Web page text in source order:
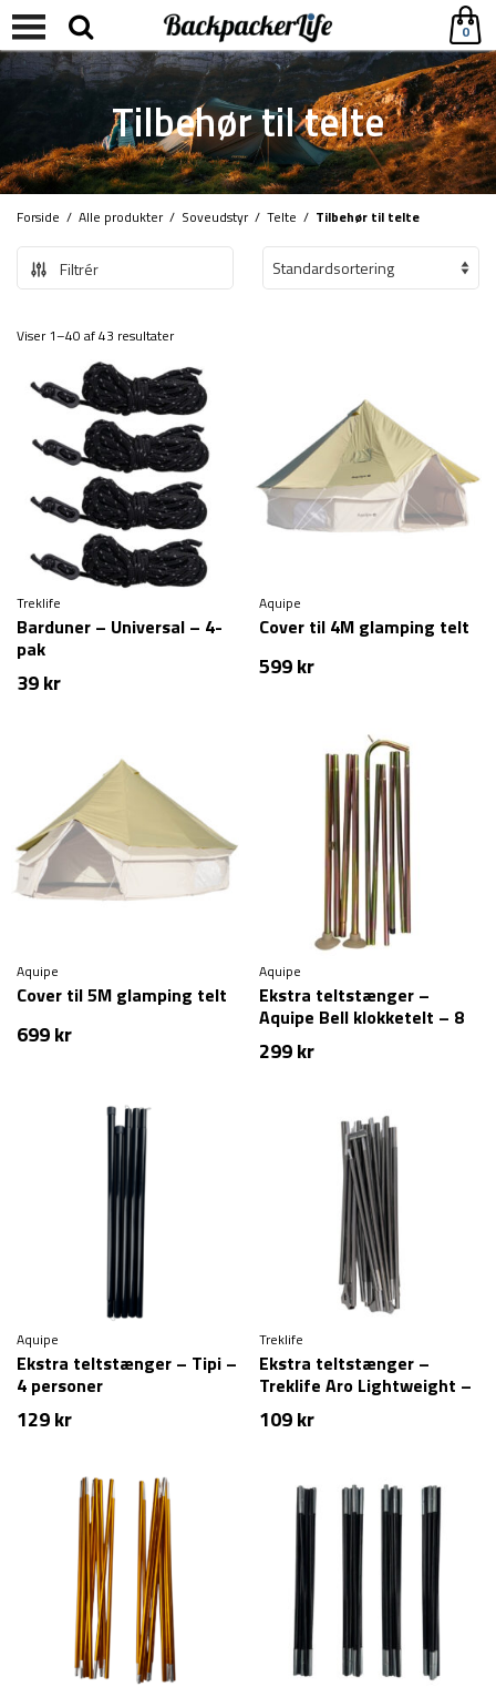
0
Tilbehør til telte
Forside / Alle produkter/ Soveudstyr/ Telte / Tilbehør til telte
Filtrér
Viser 1–40 af 43 resultater
Treklife
Barduner – Universal – 4-
pak
39kr
Aquipe
Cover til 4M glamping telt
599kr
Aquipe
Cover til 5M glamping telt
699kr
Aquipe
Ekstra teltstænger –
Aquipe Bell klokketelt – 8
personer
299kr
Aquipe
Ekstra teltstænger – Tipi –
4 personer
129kr
Treklife
Ekstra teltstænger –
Treklife Aro Lightweight –
2 personer
109kr